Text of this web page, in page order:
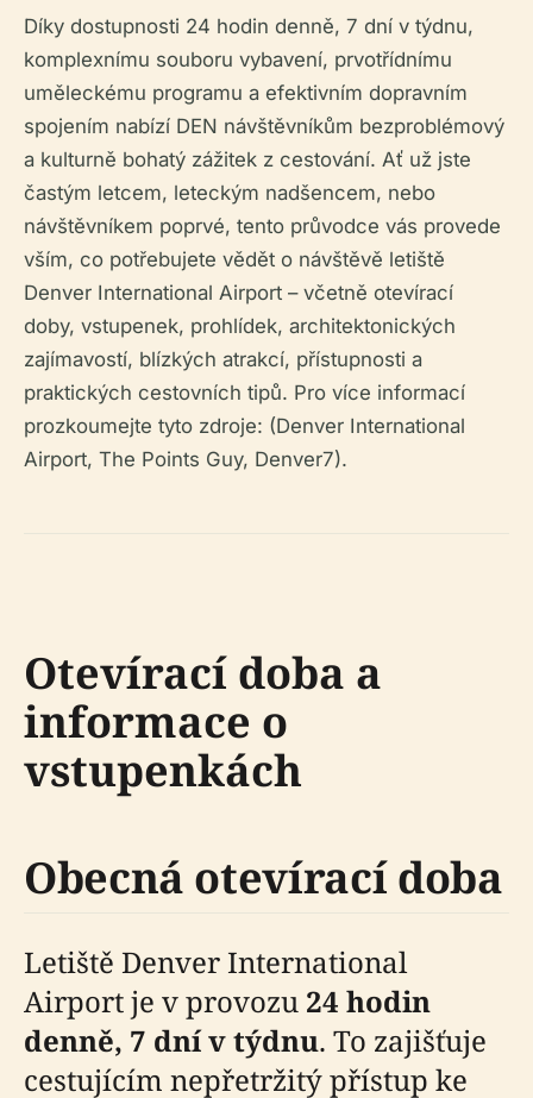
Díky dostupnosti 24 hodin denně, 7 dní v týdnu,
komplexnímu souboru vybavení, prvotřídnímu
uměleckému programu a efektivním dopravním
spojením nabízí DEN návštěvníkům bezproblémový
a kulturně bohatý zážitek z cestování. Ať už jste
častým letcem, leteckým nadšencem, nebo
návštěvníkem poprvé, tento průvodce vás provede
vším, co potřebujete vědět o návštěvě letiště
Denver International Airport – včetně otevírací
doby, vstupenek, prohlídek, architektonických
zajímavostí, blízkých atrakcí, přístupnosti a
praktických cestovních tipů. Pro více informací
prozkoumejte tyto zdroje: (Denver International
Airport, The Points Guy, Denver7).
Otevírací doba a
informace o
vstupenkách
Obecná otevírací doba
Letiště Denver International
Airport je v provozu 24 hodin
denně, 7 dní v týdnu. To zajišťuje
cestujícím nepřetržitý přístup ke